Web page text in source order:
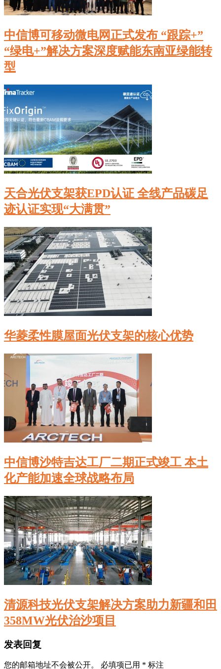
中信博可移动微电网正式发布 “跟踪+”
“绿电+”解决方案深度赋能东南亚绿能转
型
天合光伏支架获EPD认证 全线产品碳足
迹认证实现“大满贯”
华菱柔性膜屋面光伏支架的核心优势
中信博沙特吉达工厂二期正式竣工 本土
化产能加速全球战略布局
清源科技光伏支架解决方案助力新疆和田
358MW光伏治沙项目
发表回复
您的邮箱地址不会被公开。 必填项已用 * 标注